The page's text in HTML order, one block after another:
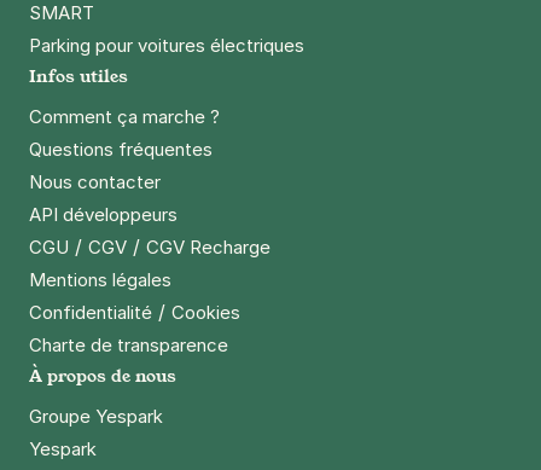
SMART
Parking pour voitures électriques
Infos utiles
Comment ça marche ?
Questions fréquentes
Nous contacter
API développeurs
CGU / CGV / CGV Recharge
Mentions légales
Confidentialité / Cookies
Charte de transparence
À propos de nous
Groupe Yespark
Yespark